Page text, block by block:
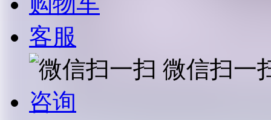
客服
微信扫一
咨询